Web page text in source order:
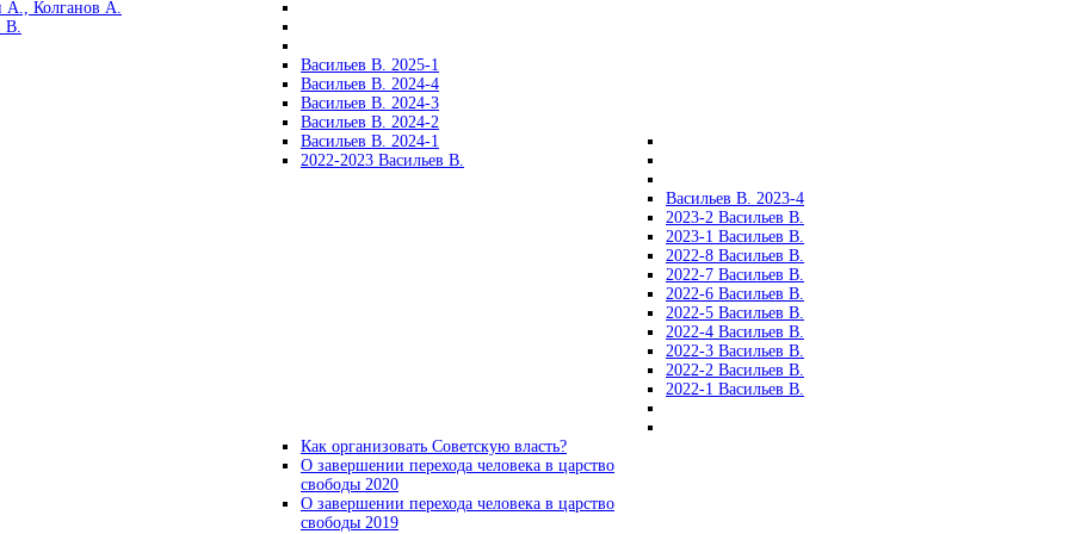
А., Колганов А.
В.
Васильев В. 2025-1
Васильев В. 2024-4
Васильев В. 2024-3
Васильев В. 2024-2
Васильев В. 2024-1
2022-2023 Васильев В.
Васильев В. 2023-4
2023-2 Васильев В.
2023-1 Васильев В.
2022-8 Васильев В.
2022-7 Васильев В.
2022-6 Васильев В.
2022-5 Васильев В.
2022-4 Васильев В.
2022-3 Васильев В.
2022-2 Васильев В.
2022-1 Васильев В.
Как организовать Советскую власть?
О завершении перехода человека в царство
свободы 2020
О завершении перехода человека в царство
свободы 2019